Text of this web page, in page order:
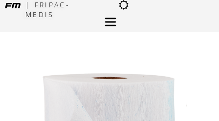
| FRIPAC-
MEDIS